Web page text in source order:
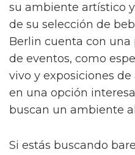
su ambiente artístico
de su selección de
Berlin cuenta con
de eventos, como
vivo y exposiciones
en una opción
buscan un ambiente
Si estás buscando